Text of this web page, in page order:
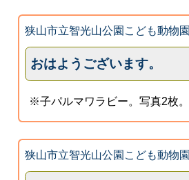
狭山市立智光山公園こども動物園
おはようございます。
※子パルマワラビー。写真2枚。
狭山市立智光山公園こども動物園